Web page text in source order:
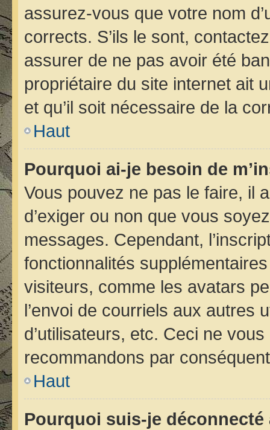
assurez-vous que votre nom
corrects. S’ils le sont,
assurer de ne pas avoir été
propriétaire du site internet ait
et qu’il soit nécessaire de la
Haut
Pourquoi ai-je besoin de
Vous pouvez ne pas le faire, il
d’exiger ou non que vous
messages. Cependant,
fonctionnalités
visiteurs, comme les avatars
l’envoi de courriels aux autres
d’utilisateurs, etc. Ceci ne
recommandons par
Haut
Pourquoi suis-je